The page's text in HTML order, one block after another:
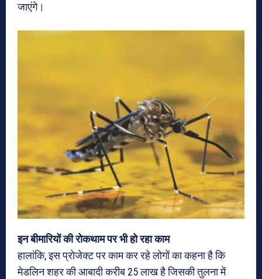
जाएंगे।
इन बीमारियों की रोकथाम पर भी हो रहा काम
हालांकि, इस प्रोजेक्‍ट पर काम कर रहे लोगों का कहना है कि
मेडलिन शहर की आबादी करीब 25 लाख है जिसकी तुलना में